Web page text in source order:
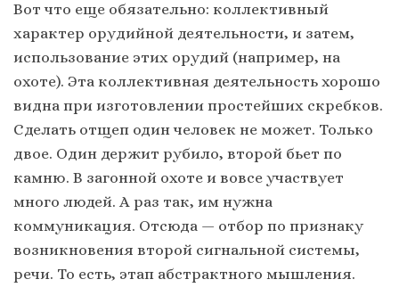
Вот что еще обязательно: коллективный
характер орудийной деятельности, и затем,
использование этих орудий (например, на
охоте). Эта коллективная деятельность хорошо
видна при изготовлении простейших скребков.
Сделать отщеп один человек не может. Только
двое. Один держит рубило, второй бьет по
камню. В загонной охоте и вовсе участвует
много людей. А раз так, им нужна
коммуникация. Отсюда — отбор по признаку
возникновения второй сигнальной системы,
речи. То есть, этап абстрактного мышления.